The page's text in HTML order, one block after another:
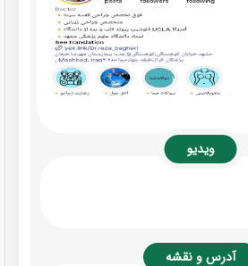
ویدیو
آدرس و نقشه